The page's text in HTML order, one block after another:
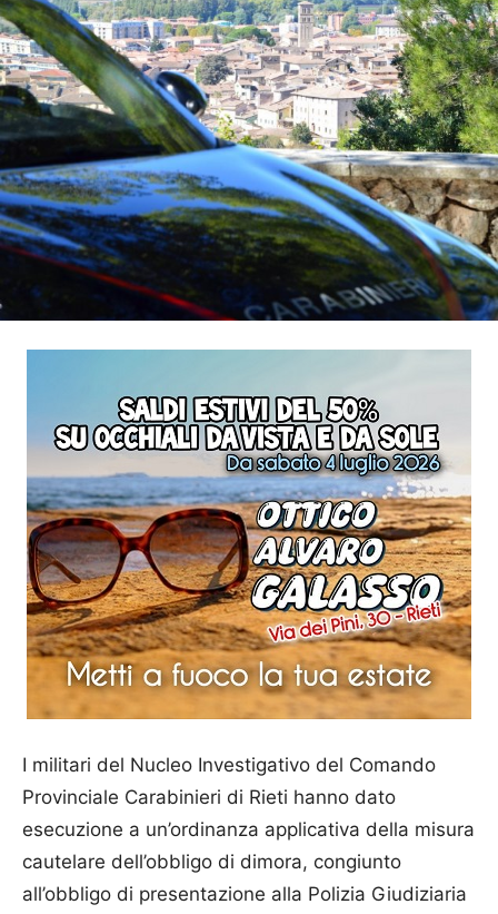
I militari del Nucleo Investigativo del Comando
Provinciale Carabinieri di Rieti hanno dato
esecuzione a un’ordinanza applicativa della misura
cautelare dell’obbligo di dimora, congiunto
all’obbligo di presentazione alla Polizia Giudiziaria